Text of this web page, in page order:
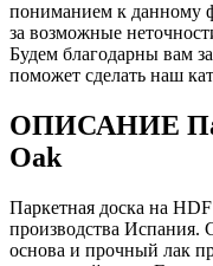
пониманием к данному
за возможные
Будем благодарны вам за
поможет сделать наш
ОПИСАНИЕ
Oak
Паркетная доска на
производства Испания.
основа и прочный лак